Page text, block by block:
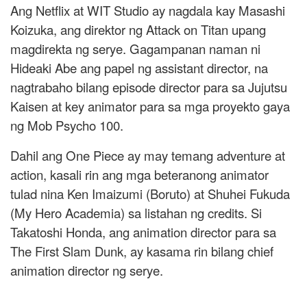
Ang Netflix at WIT Studio ay nagdala kay Masashi
Koizuka, ang direktor ng Attack on Titan upang
magdirekta ng serye. Gagampanan naman ni
Hideaki Abe ang papel ng assistant director, na
nagtrabaho bilang episode director para sa Jujutsu
Kaisen at key animator para sa mga proyekto gaya
ng Mob Psycho 100.
Dahil ang One Piece ay may temang adventure at
action, kasali rin ang mga beteranong animator
tulad nina Ken Imaizumi (Boruto) at Shuhei Fukuda
(My Hero Academia) sa listahan ng credits. Si
Takatoshi Honda, ang animation director para sa
The First Slam Dunk, ay kasama rin bilang chief
animation director ng serye.